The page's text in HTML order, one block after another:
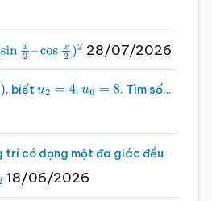
x2 –cosx2 )2 28/07/2026
), biếtu2 =4 , u6 =8 . Tìm số…
trí có dạng một đa giác đều
18/06/2026